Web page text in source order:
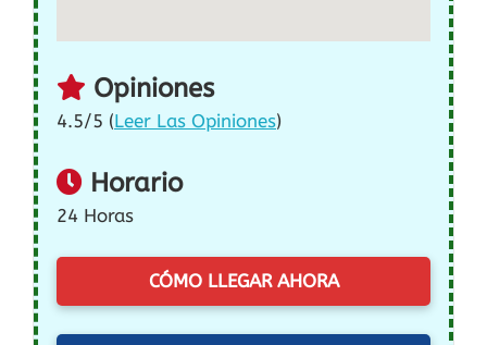
Opiniones
4.5/5 (Leer Las Opiniones)
Horario
24 Horas
CÓMO LLEGAR AHORA